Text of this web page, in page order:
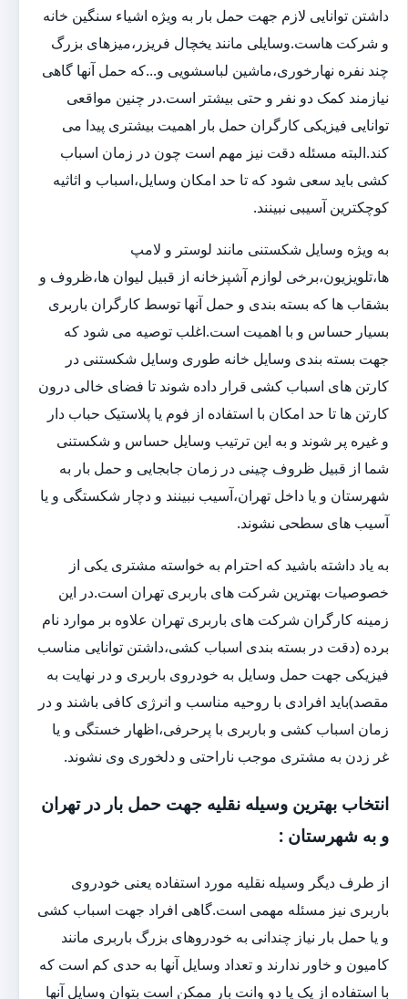
داشتن توانایی لازم جهت حمل بار به ویژه اشیاء سنگین خانه
و شرکت هاست.وسایلی مانند یخچال فریزر،میزهای بزرگ
چند نفره نهارخوری،ماشین لباسشویی و...که حمل آنها گاهی
نیازمند کمک دو نفر و حتی بیشتر است.در چنین مواقعی
توانایی فیزیکی کارگران حمل بار اهمیت بیشتری پیدا می
کند.البته مسئله دقت نیز مهم است چون در زمان اسباب
کشی باید سعی شود که تا حد امکان وسایل،اسباب و اثاثیه
کوچکترین آسیبی نبینند.
به ویژه وسایل شکستنی مانند لوستر و لامپ
ها،تلویزیون،برخی لوازم آشپزخانه از قبیل لیوان ها،ظروف و
بشقاب ها که بسته بندی و حمل آنها توسط کارگران باربری
بسیار حساس و با اهمیت است.اغلب توصیه می شود که
جهت بسته بندی وسایل خانه طوری وسایل شکستنی در
کارتن های اسباب کشی قرار داده شوند تا فضای خالی درون
کارتن ها تا حد امکان با استفاده از فوم یا پلاستیک حباب دار
و غیره پر شوند و به این ترتیب وسایل حساس و شکستنی
شما از قبیل ظروف چینی در زمان جابجایی و حمل بار به
شهرستان و یا داخل تهران،آسیب نبینند و دچار شکستگی و یا
آسیب های سطحی نشوند.
به یاد داشته باشید که احترام به خواسته مشتری یکی از
خصوصیات بهترین شرکت های باربری تهران است.در این
زمینه کارگران شرکت های باربری تهران علاوه بر موارد نام
برده (دقت در بسته بندی اسباب کشی،داشتن توانایی مناسب
فیزیکی جهت حمل وسایل به خودروی باربری و در نهایت به
مقصد)باید افرادی با روحیه مناسب و انرژی کافی باشند و در
زمان اسباب کشی و باربری با پرحرفی،اظهار خستگی و یا
غر زدن به مشتری موجب ناراحتی و دلخوری وی نشوند.
انتخاب بهترین وسیله نقلیه جهت حمل بار در تهران
و به شهرستان :
از طرف دیگر وسیله نقلیه مورد استفاده یعنی خودروی
باربری نیز مسئله مهمی است.گاهی افراد جهت اسباب کشی
و یا حمل بار نیاز چندانی به خودروهای بزرگ باربری مانند
کامیون و خاور ندارند و تعداد وسایل آنها به حدی کم است که
با استفاده از یک یا دو وانت بار ممکن است بتوان وسایل آنها